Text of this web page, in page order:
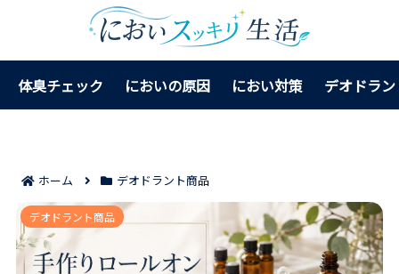
体臭チェック においの原因 におい対策 デオドラ
ホーム デオドラント商品
ドテラのデオドラントロールオンの作り方7ステップ｜
肌に使う前の薄め方まで整う！
デオドラント商品